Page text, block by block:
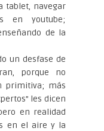
tablet, navegar
en youtube;
de la
un desfase de
porque no
primitiva; más
les dicen
en realidad
en el aire y la